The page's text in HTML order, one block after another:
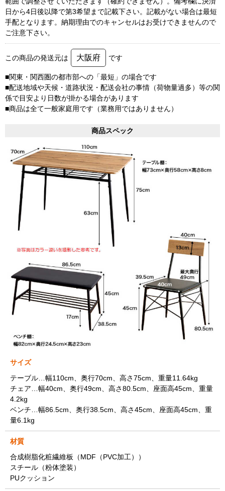
日から4日後以降で第3希望まで記載下さい。記載がない場合は最短
手配となります。納期理由でのキャンセルはお受けできませんので
ご注意下さい。
この商品の発送元は 大阪府 です
■関東・関西圏の都市部への「最短」の場合です
■配送地域や天候・道路状況・配送会社の事情（荷物量過多）等の関
係で目安より日数が掛かる場合があります
■商品は全て一般家庭用です（業務用ではありません）
商品スペック
サイズ
テーブル…幅110cm、奥行70cm、高さ75cm、重量11.64kg
チェア…幅40cm、奥行49cm、高さ80.5cm、座面高45cm、重量
4.2kg
ベンチ…幅86.5cm、奥行38.5cm、高さ45cm、座面高45cm、重
量6.1kg
材質
合成樹脂化粧繊維板（MDF（PVC加工））
スチール（粉体塗装）
PUクッション